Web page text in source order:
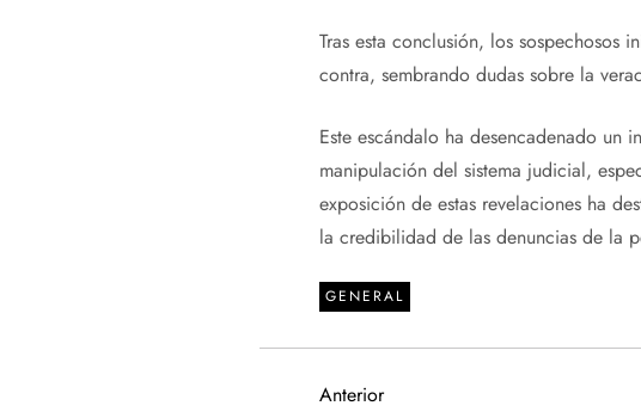
Tras esta conclusión, los sospechosos
contra, sembrando dudas sobre la
Este escándalo ha desencadenado un
manipulación del sistema judicial,
exposición de estas revelaciones ha
la credibilidad de las denuncias de la
GENERAL
N
Entrada
Anterior